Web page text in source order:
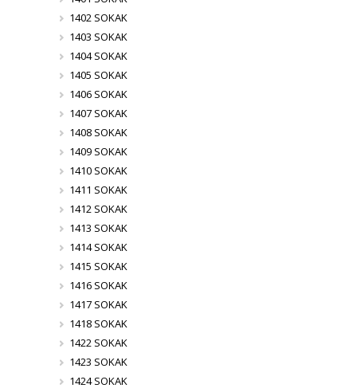
1402 SOKAK
1403 SOKAK
1404 SOKAK
1405 SOKAK
1406 SOKAK
1407 SOKAK
1408 SOKAK
1409 SOKAK
1410 SOKAK
1411 SOKAK
1412 SOKAK
1413 SOKAK
1414 SOKAK
1415 SOKAK
1416 SOKAK
1417 SOKAK
1418 SOKAK
1422 SOKAK
1423 SOKAK
1424 SOKAK